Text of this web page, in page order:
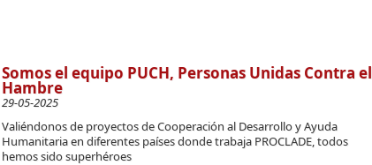
Somos el equipo PUCH, Personas Unidas Contra el
Hambre
29-05-2025
Valiéndonos de proyectos de Cooperación al Desarrollo y Ayuda
Humanitaria en diferentes países donde trabaja PROCLADE, todos
hemos sido superhéroes